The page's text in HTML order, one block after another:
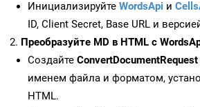
Инициализируйте WordsApi и
ID, Client Secret, Base URL и
Преобразуйте MD в HTML с
Создайте ConvertDocumentRequest
именем файла и форматом,
HTML.